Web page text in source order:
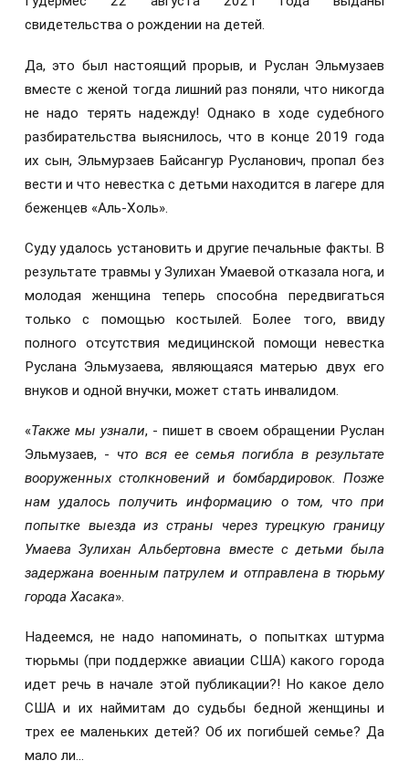
свидетельства о рождении на детей.
Да, это был настоящий прорыв, и Руслан Эльмузаев
вместе с женой тогда лишний раз поняли, что никогда
не надо терять надежду! Однако в ходе судебного
разбирательства выяснилось, что в конце 2019 года
их сын, Эльмурзаев Байсангур Русланович, пропал без
вести и что невестка с детьми находится в лагере для
беженцев «Аль-Холь».
Суду удалось установить и другие печальные факты. В
результате травмы у Зулихан Умаевой отказала нога, и
молодая женщина теперь способна передвигаться
только с помощью костылей. Более того, ввиду
полного отсутствия медицинской помощи невестка
Руслана Эльмузаева, являющаяся матерью двух его
внуков и одной внучки, может стать инвалидом.
«Также мы узнали, - пишет в своем обращении Руслан
Эльмузаев, - что вся ее семья погибла в результате
вооруженных столкновений и бомбардировок. Позже
нам удалось получить информацию о том, что при
попытке выезда из страны через турецкую границу
Умаева Зулихан Альбертовна вместе с детьми была
задержана военным патрулем и отправлена в тюрьму
города Хасака».
Надеемся, не надо напоминать, о попытках штурма
тюрьмы (при поддержке авиации США) какого города
идет речь в начале этой публикации?! Но какое дело
США и их наймитам до судьбы бедной женщины и
трех ее маленьких детей? Об их погибшей семье? Да
мало ли…